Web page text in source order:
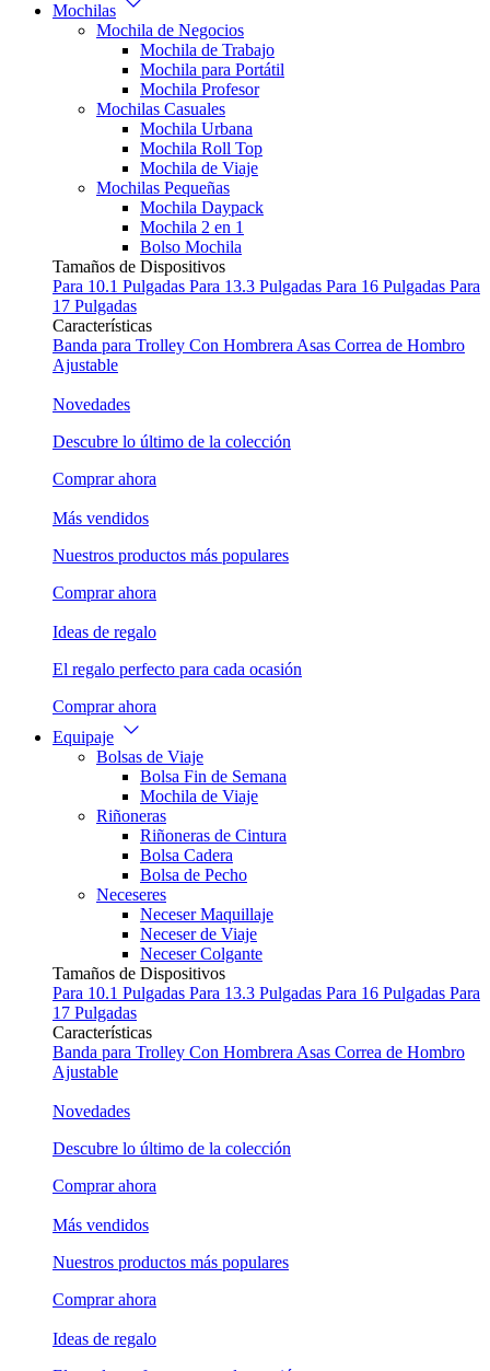
Mochilas
Mochila de Negocios
Mochila de Trabajo
Mochila para Portátil
Mochila Profesor
Mochilas Casuales
Mochila Urbana
Mochila Roll Top
Mochila de Viaje
Mochilas Pequeñas
Mochila Daypack
Mochila 2 en 1
Bolso Mochila
Tamaños de Dispositivos
Para 10.1 Pulgadas Para 13.3 Pulgadas Para 16 Pulgadas Para
17 Pulgadas
Características
Banda para Trolley Con Hombrera Asas Correa de Hombro
Ajustable
Novedades
Descubre lo último de la colección
Comprar ahora
Más vendidos
Nuestros productos más populares
Comprar ahora
Ideas de regalo
El regalo perfecto para cada ocasión
Comprar ahora
Equipaje
Bolsas de Viaje
Bolsa Fin de Semana
Mochila de Viaje
Riñoneras
Riñoneras de Cintura
Bolsa Cadera
Bolsa de Pecho
Neceseres
Neceser Maquillaje
Neceser de Viaje
Neceser Colgante
Tamaños de Dispositivos
Para 10.1 Pulgadas Para 13.3 Pulgadas Para 16 Pulgadas Para
17 Pulgadas
Características
Banda para Trolley Con Hombrera Asas Correa de Hombro
Ajustable
Novedades
Descubre lo último de la colección
Comprar ahora
Más vendidos
Nuestros productos más populares
Comprar ahora
Ideas de regalo